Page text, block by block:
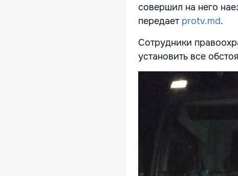
совершил на него
передает protv.md.
Сотрудники
установить все